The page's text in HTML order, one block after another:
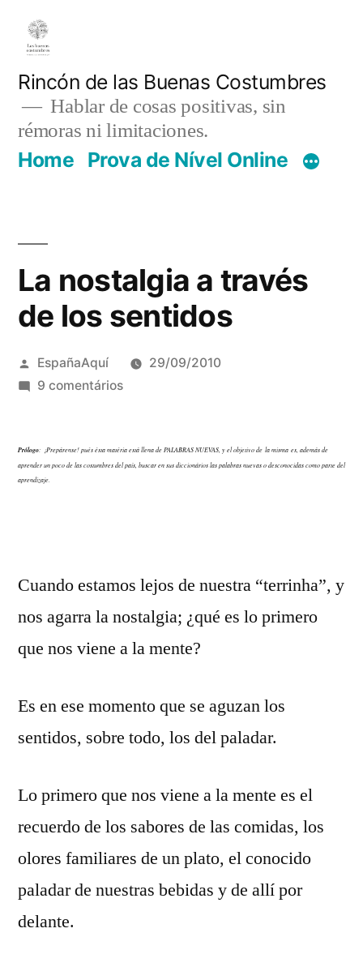
para
conteúdo
Rincón de las Buenas Costumbres
Hablar de cosas positivas, sin
rémoras ni limitaciones.
Home Prova de Nível Online
La nostalgia a través
de los sentidos
Publicado
por
EspañaAquí
29/09/2010
9 comentáriosem
a
Prólogo: ¡Prepárense! pués ésta matéria está llena de PALABRAS NUEVAS, y el objetivo de la misma es, además de
aprender un poco de las costumbres del país, buscar en sus diccionários las palabras nuevas o desconocidas como parte del
aprendizaje.
Cuando estamos lejos de nuestra “terrinha”, y
nos agarra la nostalgia; ¿qué es lo primero
que nos viene a la mente?
Es en ese momento que se aguzan los
sentidos, sobre todo, los del paladar.
Lo primero que nos viene a la mente es el
recuerdo de los sabores de las comidas, los
olores familiares de un plato, el conocido
paladar de nuestras bebidas y de allí por
delante.